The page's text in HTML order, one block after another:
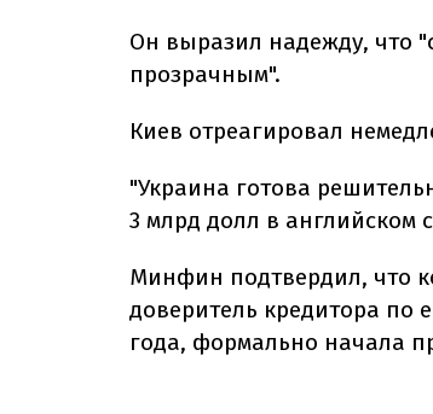
Он выразил надежду, что
прозрачным".
Киев отреагировал
"Украина готова
3 млрд долл в английском
Минфин подтвердил, что
доверитель кредитора по
года, формально начала